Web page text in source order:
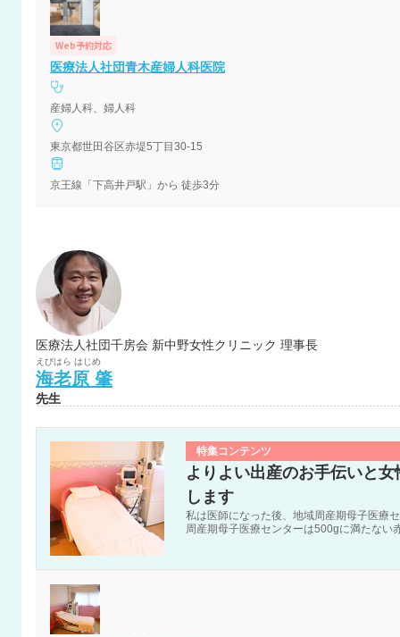
Web予約対応
医療法人社団青木産婦人科医院
産婦人科、婦人科
東京都世田谷区赤堤5丁目30-15
京王線「下高井戸駅」から 徒歩3分
医療法人社団千房会 新中野女性クリニック 理事長
えびはら はじめ
海老原 肇
先生
特集コンテンツ
よりよい出産のお手伝いと
します
私は医師になった後、地域周産期母子医療
周産期母子医療センターは500gに満たない